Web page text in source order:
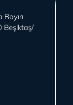
Beşiktaş/